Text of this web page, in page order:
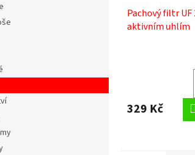
Pachový filtr UF
aktivním uhlím
329 Kč